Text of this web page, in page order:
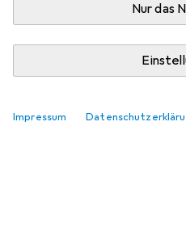
Nur das
Impressum